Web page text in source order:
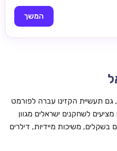
המשך
גם תעשיית הקזינו עברה לפורמט
מציעים לשחקנים ישראלים מגוון
בשקלים, משיכות מיידיות, דילרים